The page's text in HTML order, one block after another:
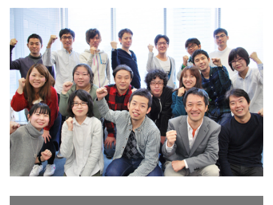
イベント・セミナー
インタビュー
就活成功ガイド
ナレッジ
リファレンス
プラン
個人向けプラン
法人向けプラン
学校向けプラン
評価結果一覧
再チャレンジ結果一覧
Tech Team Journal
paiza times
note
paizaとは？